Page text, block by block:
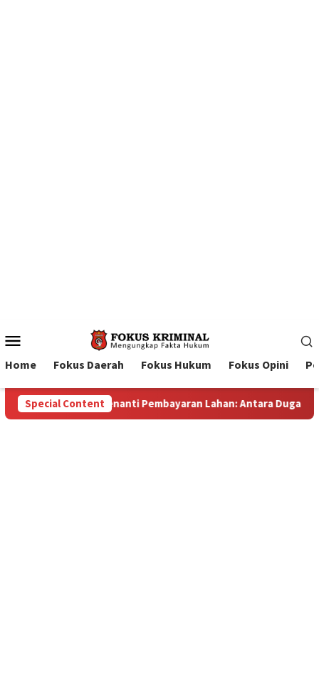
Menu
Home Fokus Daerah Fokus Hukum Fokus Opini
Special Content
dan Bayang-Bayang “Makelar Berkelas” di Tengah